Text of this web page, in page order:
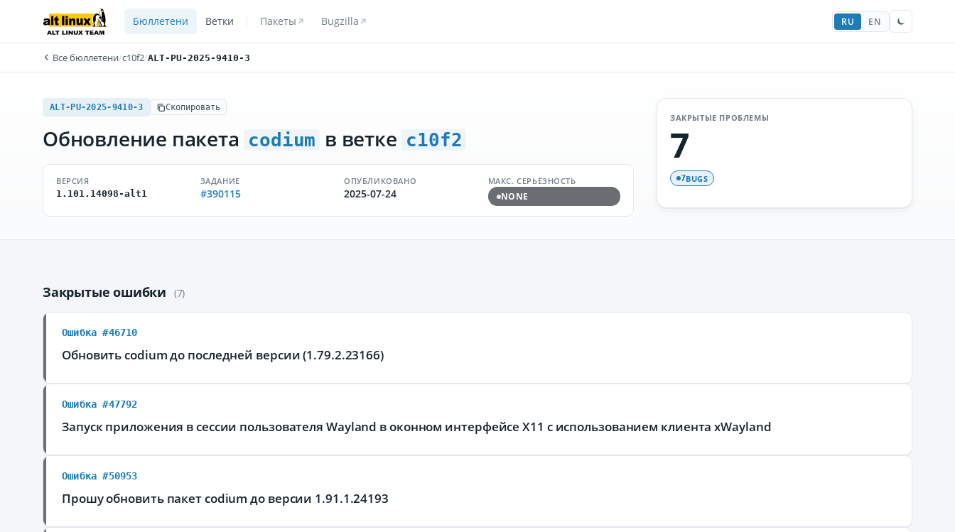
Бюллетени Ветки Пакеты Bugzilla RU EN
Все бюллетени/c10f2/ALT-PU-2025-9410-3
ALT-PU-2025-9410-3 Скопировать
Обновление пакета codium в ветке c10f2
ВЕРСИЯ
1.101.14098-alt1
ЗАДАНИЕ
#390115
ОПУБЛИКОВАНО
2025-07-24
МАКС. СЕРЬЁЗНОСТЬ
NONE
ЗАКРЫТЫЕ ПРОБЛЕМЫ
7
7BUGS
Закрытые ошибки (7)
Ошибка #46710
Обновить codium до последней версии (1.79.2.23166)
Ошибка #47792
Запуск приложения в сессии пользователя Wayland в оконном интерфейсе X11 с использованием клиента xWayland
Ошибка #50953
Прошу обновить пакет codium до версии 1.91.1.24193